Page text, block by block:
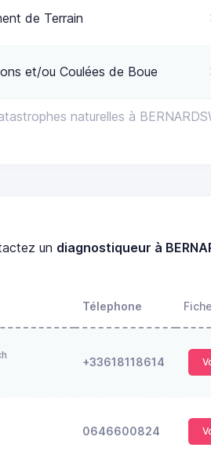
naturelles à
de Terrain
et/ou Coulées de Boue
un diagnostiqueur à
Télephone Fiche
+33618118614
0646600824